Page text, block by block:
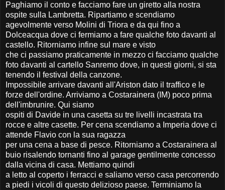
Paghiamo il conto e facciamo fare un giretto alla nostra
ospite sulla Lambretta. Ripartiamo e scendiamo
agevolmente verso Molini di Triora e da qui fino a
Dolceacqua dove ci fermiamo a fare qualche foto davanti al
castello. Ritorniamo infine sul mare e visto
che ci passiamo praticamente in mezzo ci facciamo qualche
foto davanti al cartello Sanremo dove, in questi giorni, si sta
tenendo il festival della canzone.
Impossibile arrivare davanti all'Ariston dato il traffico e le
forze dell'ordine. Arriviamo a Costarainera (IM) poco prima
dell'imbrunire. Qui siamo
ospiti di Davide in una casetta su tre livelli incastrata tra
rocce e altre casette. Per cena scendiamo a Imperia dove ci
attende Flavio con la sua ragazza
per una cena a base di pesce. Ritorniamo a Costarainera al
buio risalendo tornanti fino al garage gentilmente concesso
dalla vicina di casa. Mettiamo quindi
a letto al coperto i ferracci e saliamo verso casa percorrendo
a piedi i vicoli di questo delizioso paese. Terminiamo la